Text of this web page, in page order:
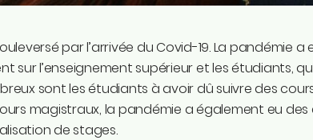
par l’arrivée du Covid-19. La pandémie a
sur l’enseignement supérieur et les étudiants,
sont les étudiants à avoir dû suivre des
magistraux, la pandémie a également eu des
de stages.